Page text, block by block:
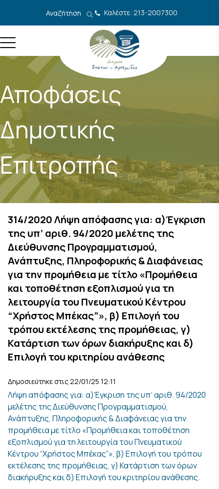
Αναζήτηση Καλέστε: 213-2007300
Αποφάσεις
Δημοτικής
Επιτροπής
314/2020 Λήψη απόφασης για: α)Έγκριση
της υπ’ αριθ. 94/2020 μελέτης της
Διεύθυνσης Προγραμματισμού,
Ανάπτυξης, Πληροφορικής & Διαφάνειας
για την προμήθεια με τίτλο «Προμήθεια
και τοποθέτηση εξοπλισμού για τη
λειτουργία του Πνευματικού Κέντρου
“Χρήστος Μπέκας”», β) Επιλογή του
τρόπου εκτέλεσης της προμήθειας, γ)
Κατάρτιση των όρων διακήρυξης και δ)
Επιλογή του κριτηρίου ανάθεσης
Δημοσιεύτηκε στις 22/01/25 12:11
Λήψη απόφασης για: α)Έγκριση της υπ’ αριθ. 94/2020
μελέτης της Διεύθυνσης Προγραμματισμού,
Ανάπτυξης, Πληροφορικής & Διαφάνειας για την
προμήθεια με τίτλο «Προμήθεια και τοποθέτηση
εξοπλισμού για τη λειτουργία του Πνευματικού
Κέντρου “Χρήστος Μπέκας”», β) Επιλογή του τρόπου
εκτέλεσης της προμήθειας, γ) Κατάρτιση των όρων
διακήρυξης και δ) Επιλογή του κριτηρίου ανάθεσης.